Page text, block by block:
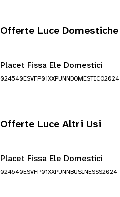
Offerte Luce Domestiche
Placet Fissa Ele Domestici
024540ESVFP01XXPUNNDOMESTICO2024
Offerte Luce Altri Usi
Placet Fissa Ele Domestici
024540ESVFP01XXPUNNBUSINESSS2024